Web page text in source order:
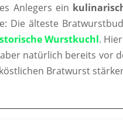
Anlegers ein
Die älteste
Wurstkuchl.
natürlich bereits vor
Bratwurst